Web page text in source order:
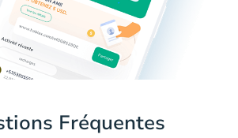
Fréquentes